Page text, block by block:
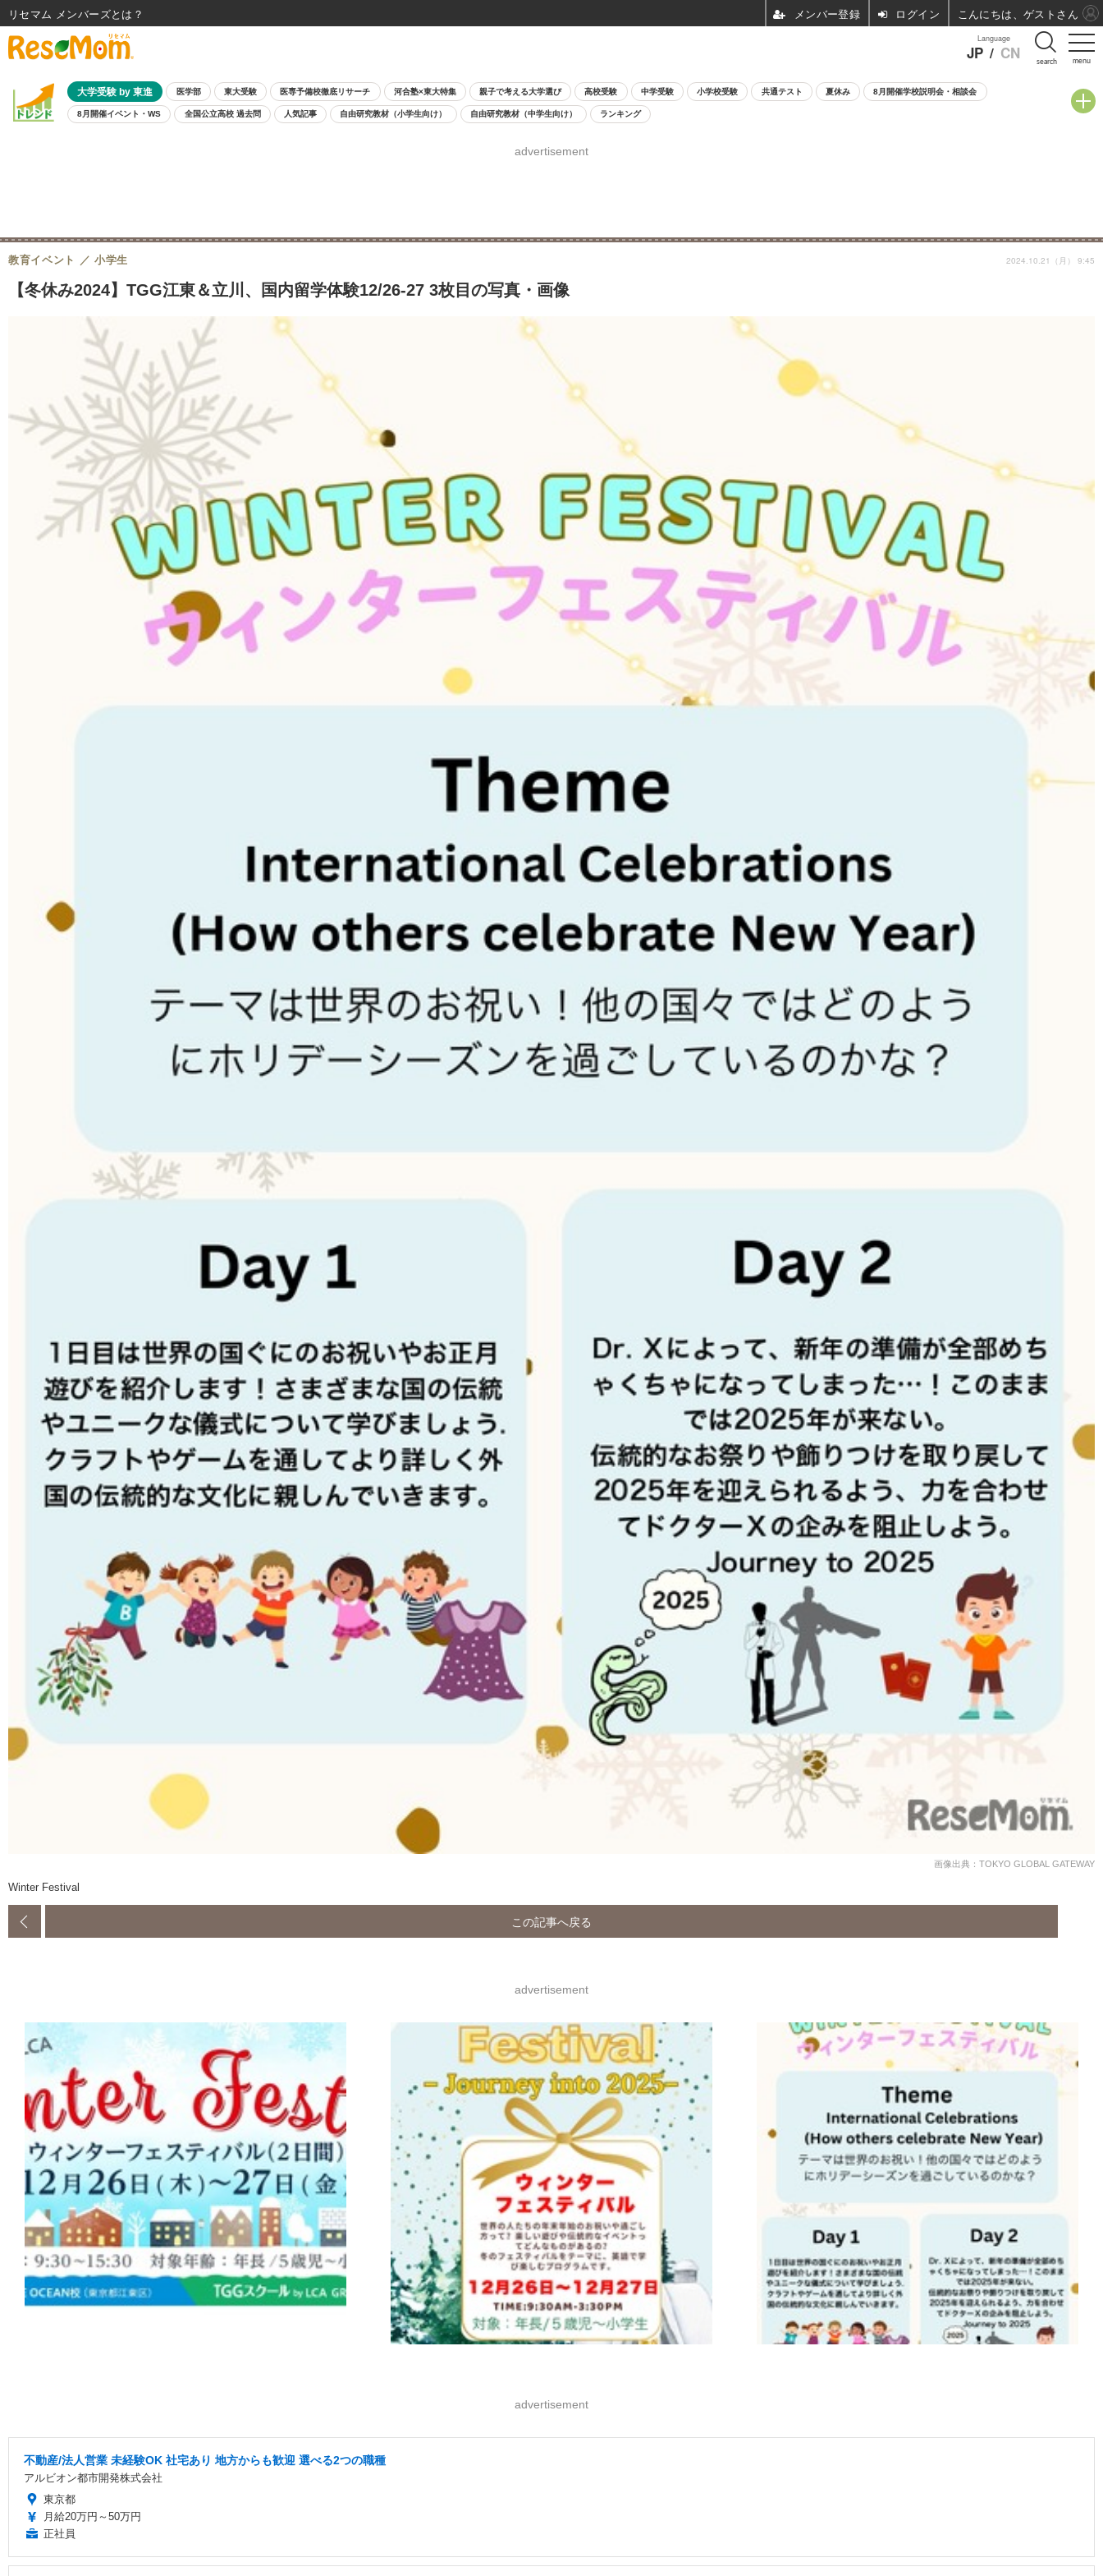
menu
Language
JP / CN search
大学受験 by 東進 医学部 東大受験 医専予備校徹底リサーチ 河合塾×東大特集 親子で考える大学選び 高校受験 中学受験 小学校受験 共通テスト 夏休み 8月開催学校説明会・相談会
8月開催イベント・WS 全国公立高校 過去問 人気記事 自由研究教材（小学生向け） 自由研究教材（中学生向け） ランキング
advertisement
【冬休み2024】TGG江東＆立川、国内留学体験12/26-27 3枚目の写真・画像
教育イベント 小学生 2024.10.21（月） 9:45
画像出典：TOKYO GLOBAL GATEWAY
Winter Festival
この記事へ戻る
advertisement
advertisement
不動産/法人営業 未経験OK 社宅あり 地方からも歓迎 選べる2つの職種
アルビオン都市開発株式会社
東京都
月給20万円～50万円
正社員
リセマム メンバーズ ログイン こんにちは、ゲストさん